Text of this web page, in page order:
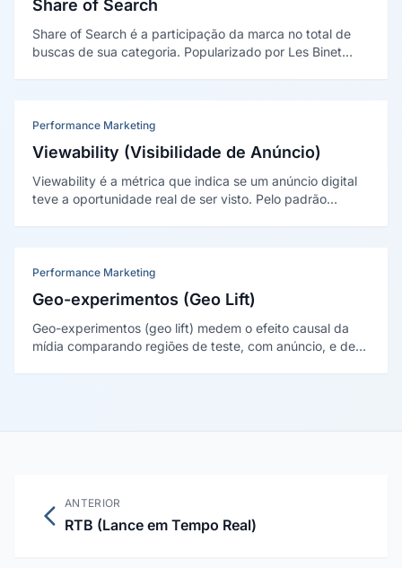
Share of Search
Share of Search é a participação da marca no total de
buscas de sua categoria. Popularizado por Les Binet
Performance Marketing
Viewability (Visibilidade de Anúncio)
Viewability é a métrica que indica se um anúncio digital
teve a oportunidade real de ser visto. Pelo padrão
Performance Marketing
Geo-experimentos (Geo Lift)
Geo-experimentos (geo lift) medem o efeito causal da
mídia comparando regiões de teste, com anúncio, e de
ANTERIOR
RTB (Lance em Tempo Real)